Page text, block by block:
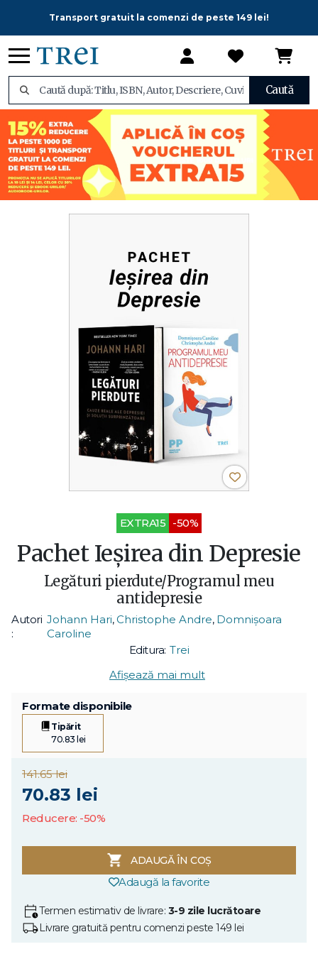
Transport gratuit la comenzi de peste 149 lei!
Caută
EXTRA15 -50%
Pachet Ieșirea din Depresie
Legături pierdute/Programul meu
antidepresie
Autori
:
Johann Hari,Christophe Andre, Domnișoara
Caroline
Editura: Trei
Afișează mai mult
Formate disponibile
Tipărit
70.83 lei
141.65 lei
70.83 lei
Reducere: -50%
ADAUGĂ ÎN COȘ
Adaugă la favorite
Termen estimativ de livrare: 3-9 zile lucrătoare
Livrare gratuită pentru comenzi peste 149 lei